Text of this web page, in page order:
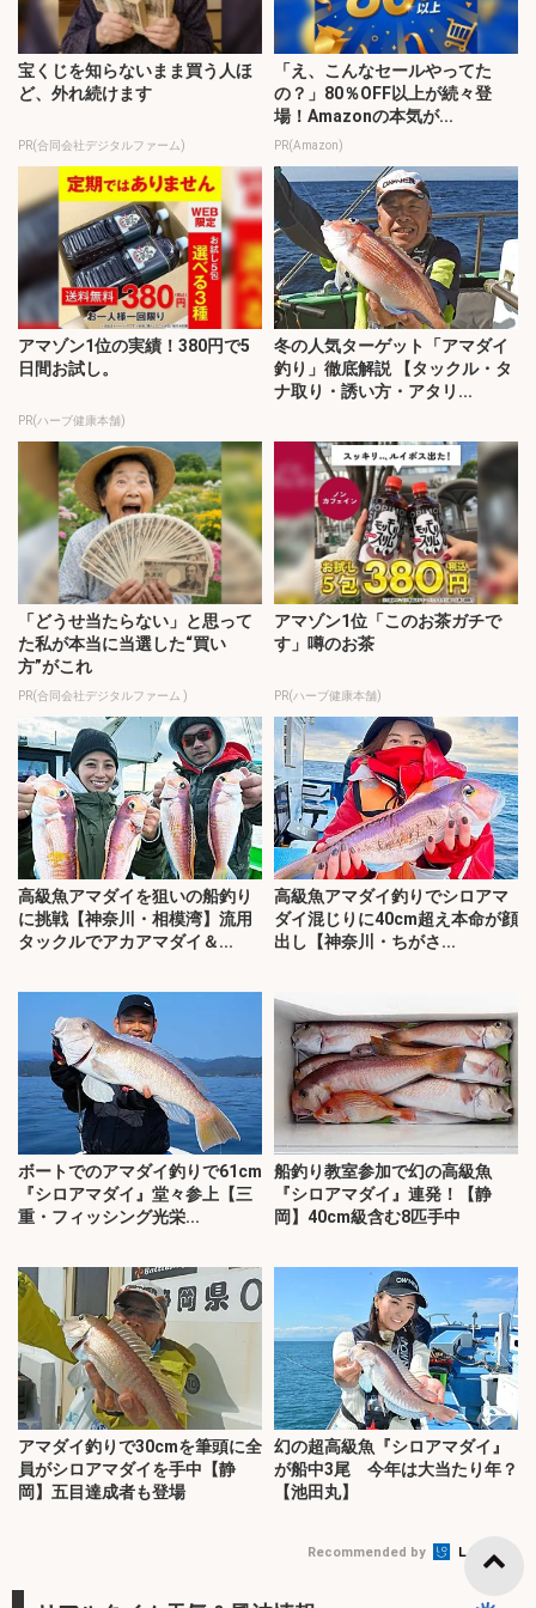
宝くじを知らないまま買う人ほ
ど、外れ続けます
PR(合同会社デジタルファーム)
「え、こんなセールやってた
の？」80％OFF以上が続々登
場！Amazonの本気が...
PR(Amazon)
アマゾン1位の実績！380円で5
日間お試し。
PR(ハーブ健康本舗)
冬の人気ターゲット「アマダイ
釣り」徹底解説 【タックル・タ
ナ取り・誘い方・アタリ...
「どうせ当たらない」と思って
た私が本当に当選した“買い
方”がこれ
PR(合同会社デジタルファーム )
アマゾン1位「このお茶ガチで
す」噂のお茶
PR(ハーブ健康本舗)
高級魚アマダイを狙いの船釣り
に挑戦【神奈川・相模湾】流用
タックルでアカアマダイ＆...
高級魚アマダイ釣りでシロアマ
ダイ混じりに40cm超え本命が顔
出し【神奈川・ちがさ...
ボートでのアマダイ釣りで61cm
『シロアマダイ』堂々参上【三
重・フィッシング光栄...
船釣り教室参加で幻の高級魚
『シロアマダイ』連発！【静
岡】40cm級含む8匹手中
アマダイ釣りで30cmを筆頭に全
員がシロアマダイを手中【静
岡】五目達成者も登場
幻の超高級魚『シロアマダイ』
が船中3尾 今年は大当たり年？
【池田丸】
Recommended by